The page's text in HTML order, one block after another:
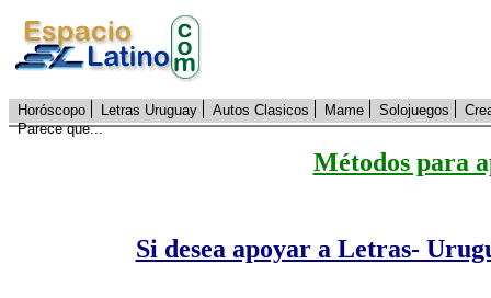
Horóscopo Letras Uruguay Autos Clasicos Mame Solojuegos
Parece que...
Métodos para
Si desea apoyar a Letras-